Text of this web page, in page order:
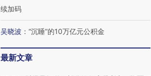
续加码
吴晓波 ： “沉睡”的10万亿元公积金
最新文章